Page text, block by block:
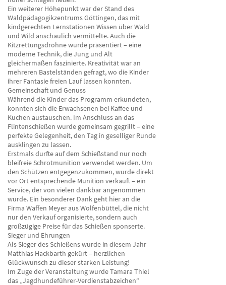
Ein weiterer Höhepunkt war der Stand des
Waldpädagogikzentrums Göttingen, das mit
kindgerechten Lernstationen Wissen über Wald
und Wild anschaulich vermittelte. Auch die
Kitzrettungsdrohne wurde präsentiert – eine
moderne Technik, die Jung und Alt
gleichermaßen faszinierte. Kreativität war an
mehreren Bastelständen gefragt, wo die Kinder
ihrer Fantasie freien Lauf lassen konnten.
Gemeinschaft und Genuss
Während die Kinder das Programm erkundeten,
konnten sich die Erwachsenen bei Kaffee und
Kuchen austauschen. Im Anschluss an das
Flintenschießen wurde gemeinsam gegrillt – eine
perfekte Gelegenheit, den Tag in geselliger Runde
ausklingen zu lassen.
Erstmals durfte auf dem Schießstand nur noch
bleifreie Schrotmunition verwendet werden. Um
den Schützen entgegenzukommen, wurde direkt
vor Ort entsprechende Munition verkauft – ein
Service, der von vielen dankbar angenommen
wurde. Ein besonderer Dank geht hier an die
Firma Waffen Meyer aus Wolfenbüttel, die nicht
nur den Verkauf organisierte, sondern auch
großzügige Preise für das Schießen sponserte.
Sieger und Ehrungen
Als Sieger des Schießens wurde in diesem Jahr
Matthias Hackbarth gekürt – herzlichen
Glückwunsch zu dieser starken Leistung!
Im Zuge der Veranstaltung wurde Tamara Thiel
das „Jagdhundeführer-Verdienstabzeichen“